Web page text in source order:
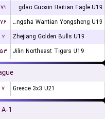
۷۱
Qingdao Guoxin Haitian Eagle U19
۷۶
Changsha Wantian Yongsheng U19
۲
Zhejiang Golden Bulls U19
۵۳ Jilin Northeast Tigers U19
۷ Greece 3x3 U21
1